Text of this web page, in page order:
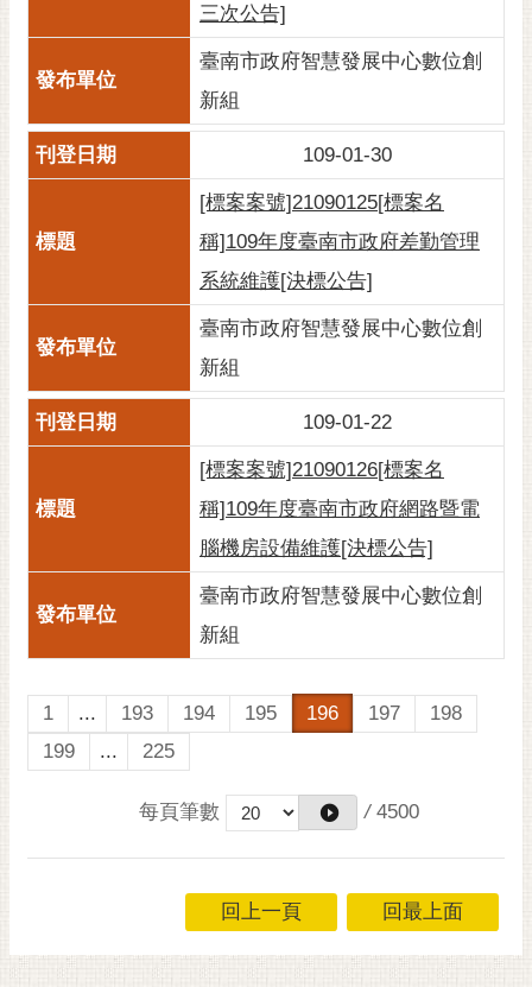
三次公告]
臺南市政府智慧發展中心數位創
新組
109-01-30
[標案案號]21090125[標案名
稱]109年度臺南市政府差勤管理
系統維護[決標公告]
臺南市政府智慧發展中心數位創
新組
109-01-22
[標案案號]21090126[標案名
稱]109年度臺南市政府網路暨電
腦機房設備維護[決標公告]
臺南市政府智慧發展中心數位創
新組
1 ... 193 194 195 196 197
198
199
... 225
每頁筆數 / 4500
回上一頁 回最上面